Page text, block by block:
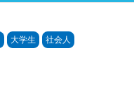
大学生 社会人